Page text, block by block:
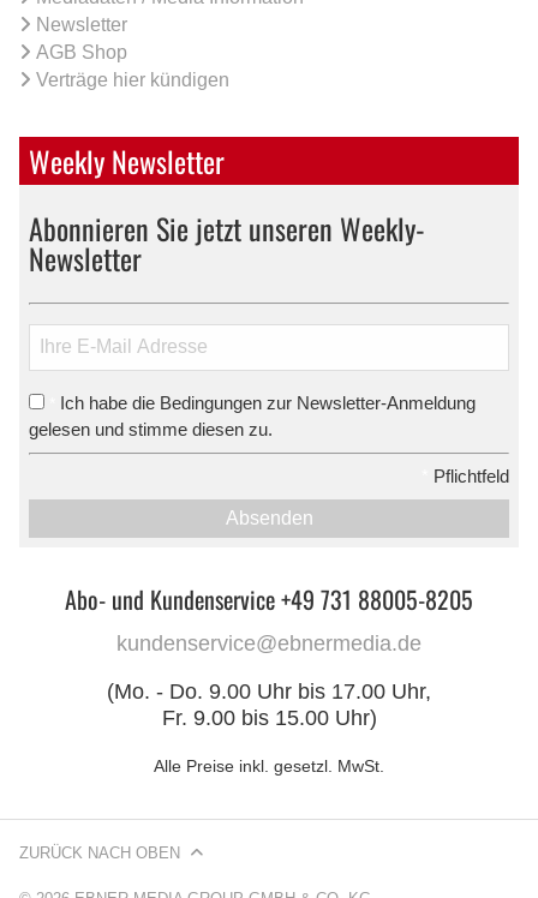
Newsletter
AGB Shop
Verträge hier kündigen
Weekly Newsletter
Abonnieren Sie jetzt unseren Weekly-
Newsletter
Ich habe die Bedingungen zur Newsletter-Anmeldung
gelesen und stimme diesen zu.
Pflichtfeld
Absenden
Abo- und Kundenservice +49 731 88005-8205
kundenservice@ebnermedia.de
(Mo. - Do. 9.00 Uhr bis 17.00 Uhr,
Fr. 9.00 bis 15.00 Uhr)
Alle Preise inkl. gesetzl. MwSt.
ZURÜCK NACH OBEN